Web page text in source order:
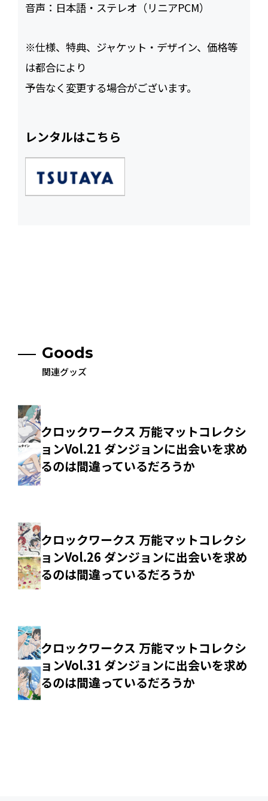
音声： 日本語・ステレオ（リニアPCM）
※仕様、特典、ジャケット・デザイン、価格等
は都合により
予告なく変更する場合がございます。
レンタルはこちら
Goods
関連グッズ
クロックワークス 万能マットコレクシ
ョンVol.21 ダンジョンに出会いを求め
るのは間違っているだろうか
クロックワークス 万能マットコレクシ
ョンVol.26 ダンジョンに出会いを求め
るのは間違っているだろうか
クロックワークス 万能マットコレクシ
ョンVol.31 ダンジョンに出会いを求め
るのは間違っているだろうか